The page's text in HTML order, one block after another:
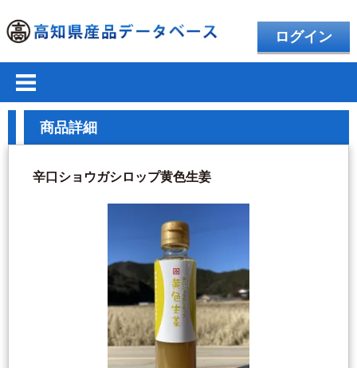
ログイン
商品詳細
辛口ショウガシロップ黄色生姜